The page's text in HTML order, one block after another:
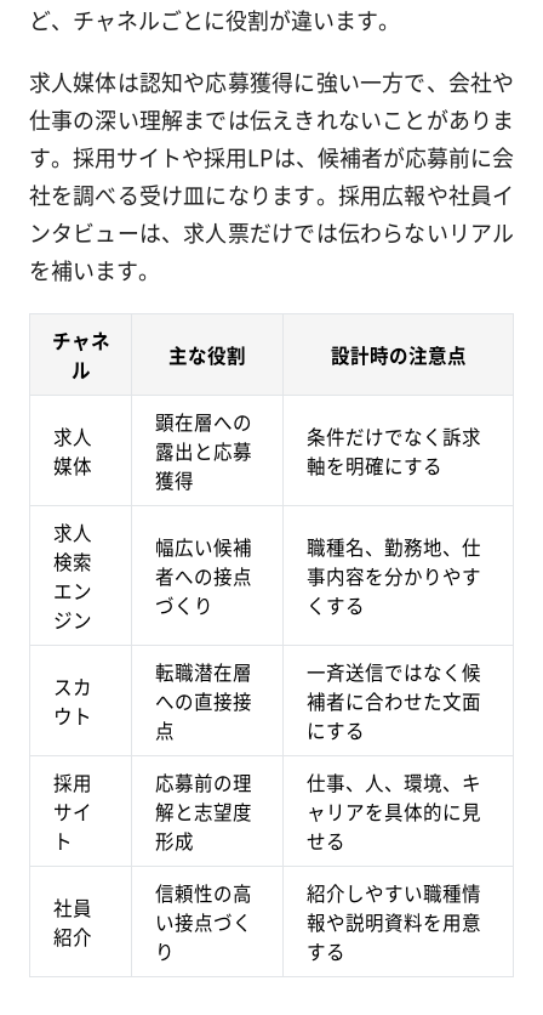
ど、チャネルごとに役割が違います。
求人媒体は認知や応募獲得に強い一方で、会社や
仕事の深い理解までは伝えきれないことがありま
す。採用サイトや採用LPは、候補者が応募前に会
社を調べる受け皿になります。採用広報や社員イ
ンタビューは、求人票だけでは伝わらないリアル
を補います。
チャネ
ル
主な役割 設計時の注意点
求人
媒体
顕在層への
露出と応募
獲得
条件だけでなく訴求
軸を明確にする
求人
検索
エン
ジン
幅広い候補
者への接点
づくり
職種名、勤務地、仕
事内容を分かりやす
くする
スカ
ウト
転職潜在層
への直接接
点
一斉送信ではなく候
補者に合わせた文面
にする
採用
サイ
ト
応募前の理
解と志望度
形成
仕事、人、環境、キ
ャリアを具体的に見
せる
社員
紹介
信頼性の高
い接点づく
り
紹介しやすい職種情
報や説明資料を用意
する